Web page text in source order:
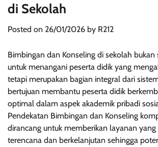
di Sekolah
Posted on 26/01/2026 by R212
Bimbingan dan Konseling di sekolah bukan
untuk menangani peserta didik yang
tetapi merupakan bagian integral dari
bertujuan membantu peserta didik
optimal dalam aspek akademik pribadi
Pendekatan Bimbingan dan Konseling
dirancang untuk memberikan layanan yang
terencana dan berkelanjutan sehingga